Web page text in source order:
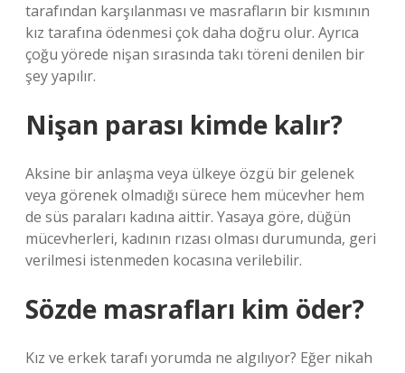
tarafından karşılanması ve masrafların bir kısmının
kız tarafına ödenmesi çok daha doğru olur. Ayrıca
çoğu yörede nişan sırasında takı töreni denilen bir
şey yapılır.
Nişan parası kimde kalır?
Aksine bir anlaşma veya ülkeye özgü bir gelenek
veya görenek olmadığı sürece hem mücevher hem
de süs paraları kadına aittir. Yasaya göre, düğün
mücevherleri, kadının rızası olması durumunda, geri
verilmesi istenmeden kocasına verilebilir.
Sözde masrafları kim öder?
Kız ve erkek tarafı yorumda ne algılıyor? Eğer nikah